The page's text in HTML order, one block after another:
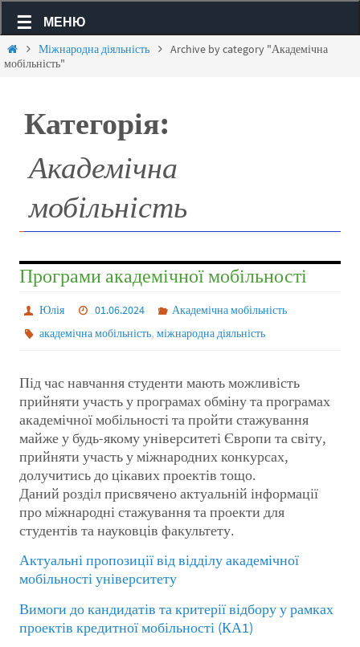
МЕНЮ
Міжнародна діяльність
Archive by category "Академічна
мобільність"
Категорія:
Академічна
мобільність
Програми академічної мобільності
Юлія 01.06.2024
Академічна мобільність
академічна мобільність,міжнародна діяльність
Під час навчання студенти мають можливість
прийняти участь у програмах обміну та програмах
академічної мобільності та пройти стажування
майже у будь-якому університеті Європи та світу,
прийняти участь у міжнародних конкурсах,
долучитись до цікавих проектів тощо.
Даний розділ присвячено актуальній інформації
про міжнародні стажування та проекти для
студентів та науковців факультету.
Актуальні пропозиції від відділу академічної
мобільності університету
Вимоги до кандидатів та критерії відбору у рамках
проектів кредитної мобільності (КА1)